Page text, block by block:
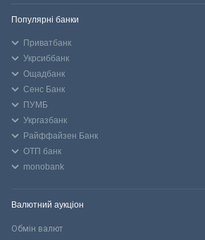
Популярні банки
Приватбанк
Укрсиббанк
Ощадбанк
Сенс Банк
ПУМБ
Укргазбанк
Райффайзен Банк
ОТП банк
monobank
Валютний аукціон
Обмін валют